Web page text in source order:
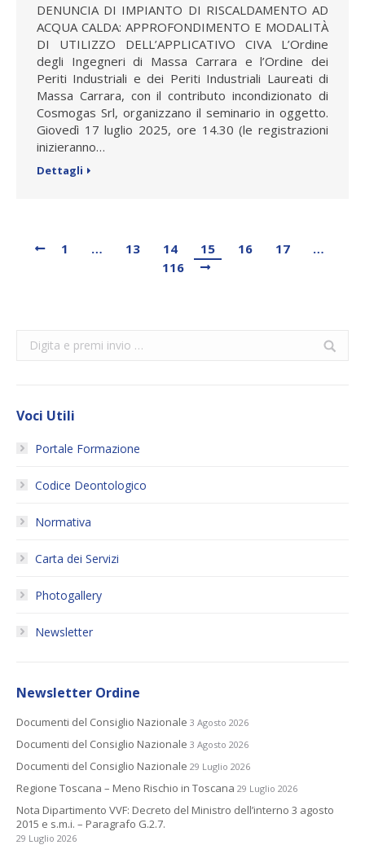
DENUNCIA DI IMPIANTO DI RISCALDAMENTO AD
ACQUA CALDA: APPROFONDIMENTO E MODALITÀ
DI UTILIZZO DELL’APPLICATIVO CIVA L’Ordine
degli Ingegneri di Massa Carrara e l’Ordine dei
Periti Industriali e dei Periti Industriali Laureati di
Massa Carrara, con il contributo incondizionato di
Cosmogas Srl, organizzano il seminario in oggetto.
Giovedì 17 luglio 2025, ore 14.30 (le registrazioni
inizieranno…
Dettagli
1 … 13 14 15 16 17
…
116
Search:
Voci Utili
Portale Formazione
Codice Deontologico
Normativa
Carta dei Servizi
Photogallery
Newsletter
Newsletter Ordine
Documenti del Consiglio Nazionale 3 Agosto 2026
Documenti del Consiglio Nazionale 3 Agosto 2026
Documenti del Consiglio Nazionale 29 Luglio 2026
Regione Toscana – Meno Rischio in Toscana 29 Luglio 2026
Nota Dipartimento VVF: Decreto del Ministro dell’interno 3 agosto
2015 e s.m.i. – Paragrafo G.2.7.
29 Luglio 2026